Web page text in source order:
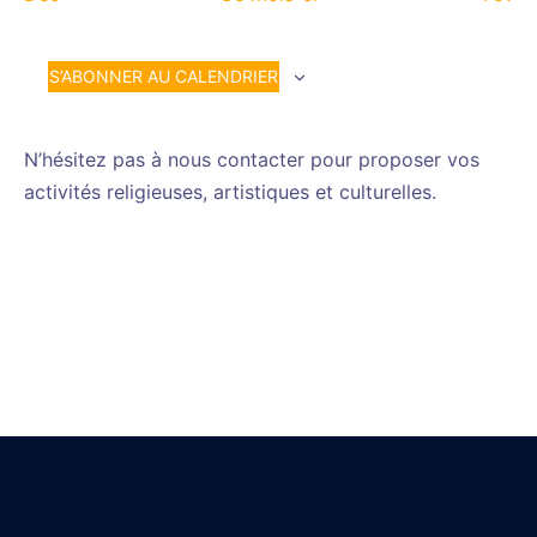
S’ABONNER AU CALENDRIER
N’hésitez pas à nous contacter pour proposer vos
activités religieuses, artistiques et culturelles.